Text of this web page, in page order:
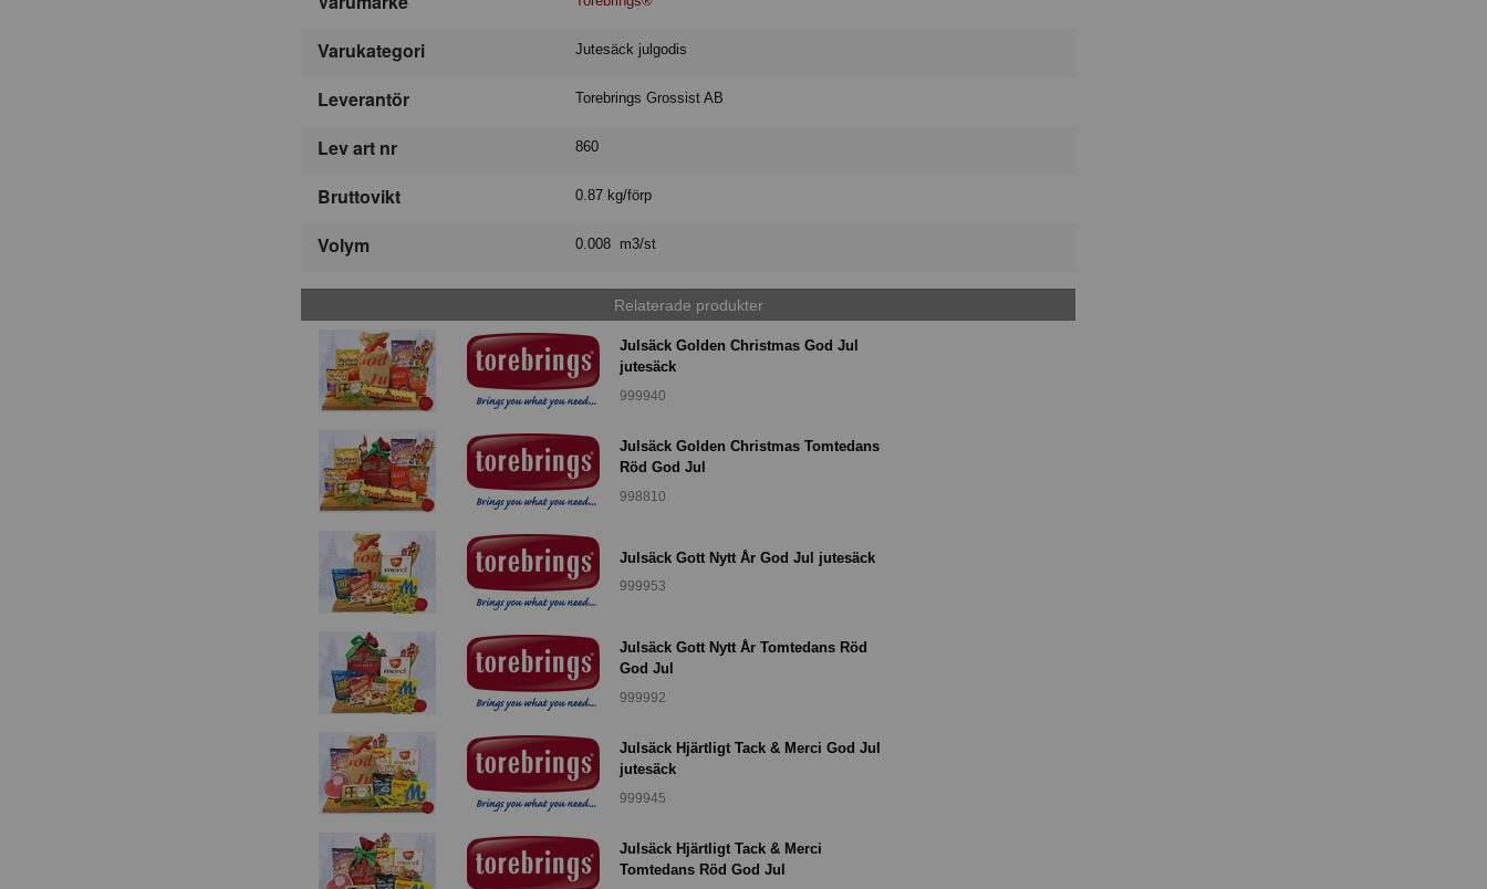
Varukategori Jutesäck julgodis
Leverantör Torebrings Grossist AB
Lev art nr 860
Bruttovikt 0.87 kg/förp
Volym 0.008 m3/st
Relaterade produkter
Julsäck Golden Christmas God Jul
jutesäck
999940
Julsäck Golden Christmas Tomtedans
Röd God Jul
998810
Julsäck Gott Nytt År God Jul jutesäck
999953
Julsäck Gott Nytt År Tomtedans Röd
God Jul
999992
Julsäck Hjärtligt Tack & Merci God Jul
jutesäck
999945
Julsäck Hjärtligt Tack & Merci
Tomtedans Röd God Jul